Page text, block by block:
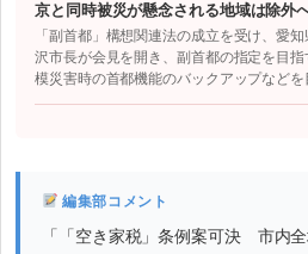
京と同時被災が懸念される地域は除外
「副首都」構想関連法の成立を受け、愛
沢市長が会見を開き、副首都の指定を目
模災害時の首都機能のバックアップなど
編集部コメント
「「空き家税」条例案可決 市内